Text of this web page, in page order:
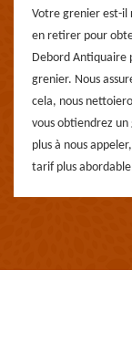
Votre grenier est-il
en retirer pour
Debord Antiquaire
grenier. Nous
cela, nous
vous obtiendrez
plus à nous
tarif plus